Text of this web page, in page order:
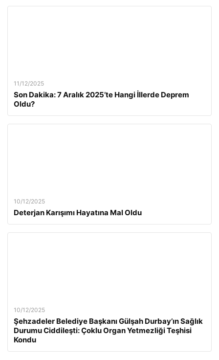
11/12/2025
Son Dakika: 7 Aralık 2025’te Hangi İllerde Deprem
Oldu?
10/12/2025
Deterjan Karışımı Hayatına Mal Oldu
10/12/2025
Şehzadeler Belediye Başkanı Gülşah Durbay’ın Sağlık
Durumu Ciddileşti: Çoklu Organ Yetmezliği Teşhisi
Kondu